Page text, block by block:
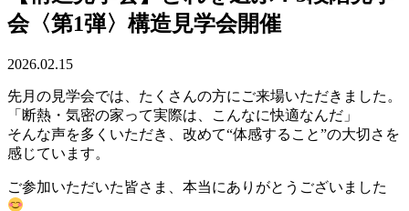
会〈第1弾〉構造見学会開催
2026.02.15
先月の見学会では、たくさんの方にご来場いただきました。
「断熱・気密の家って実際は、こんなに快適なんだ」
そんな声を多くいただき、改めて“体感すること”の大切さを
感じています。
ご参加いただいた皆さま、本当にありがとうございました